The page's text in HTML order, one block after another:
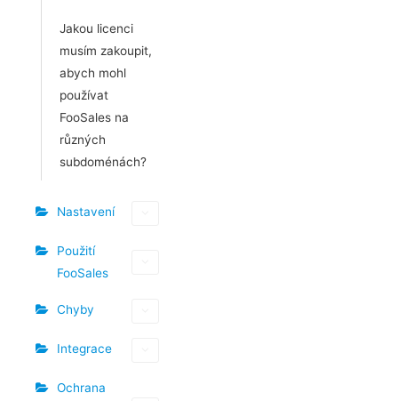
Jakou licenci
musím zakoupit,
abych mohl
používat
FooSales na
různých
subdoménách?
Nastavení
Použití
FooSales
Chyby
Integrace
Ochrana